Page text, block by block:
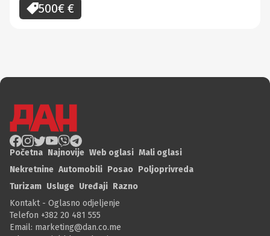
500€ €
Početna Najnovije Web oglasi Mali oglasi
Nekretnine Automobili Posao Poljoprivreda
Turizam Usluge Uređaji Razno
Kontakt - Oglasno odjeljenje
Telefon +382 20 481 555
Email: marketing@dan.co.me